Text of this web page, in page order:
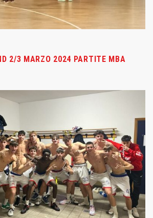
2/3 MARZO 2024 PARTITE MBA